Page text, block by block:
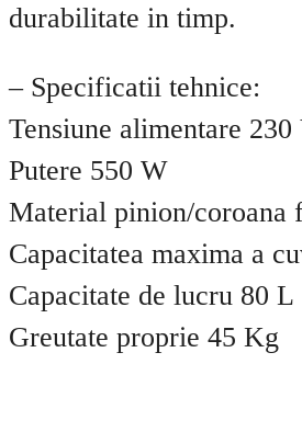
durabilitate in timp.
– Specificatii tehnice:
Tensiune alimentare
Putere 550 W
Material pinion/coroana
Capacitatea maxima a
Capacitate de lucru 80 L
Greutate proprie 45 Kg